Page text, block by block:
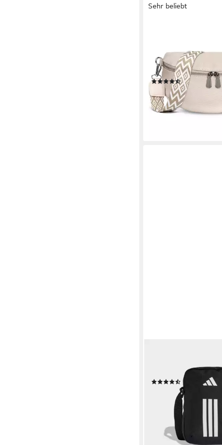
Sehr beliebt
Stylisch Crossbag,
Echtleder(26)
19,93 € UVP
-53%
lieferbar - in 2-3
ORGANIZER
(9)
UVP
lieferbar - in 1-2